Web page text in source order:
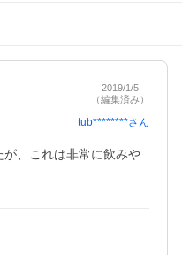
2019/1/5
（編集済み）
tub********さん
、これは非常に飲みや